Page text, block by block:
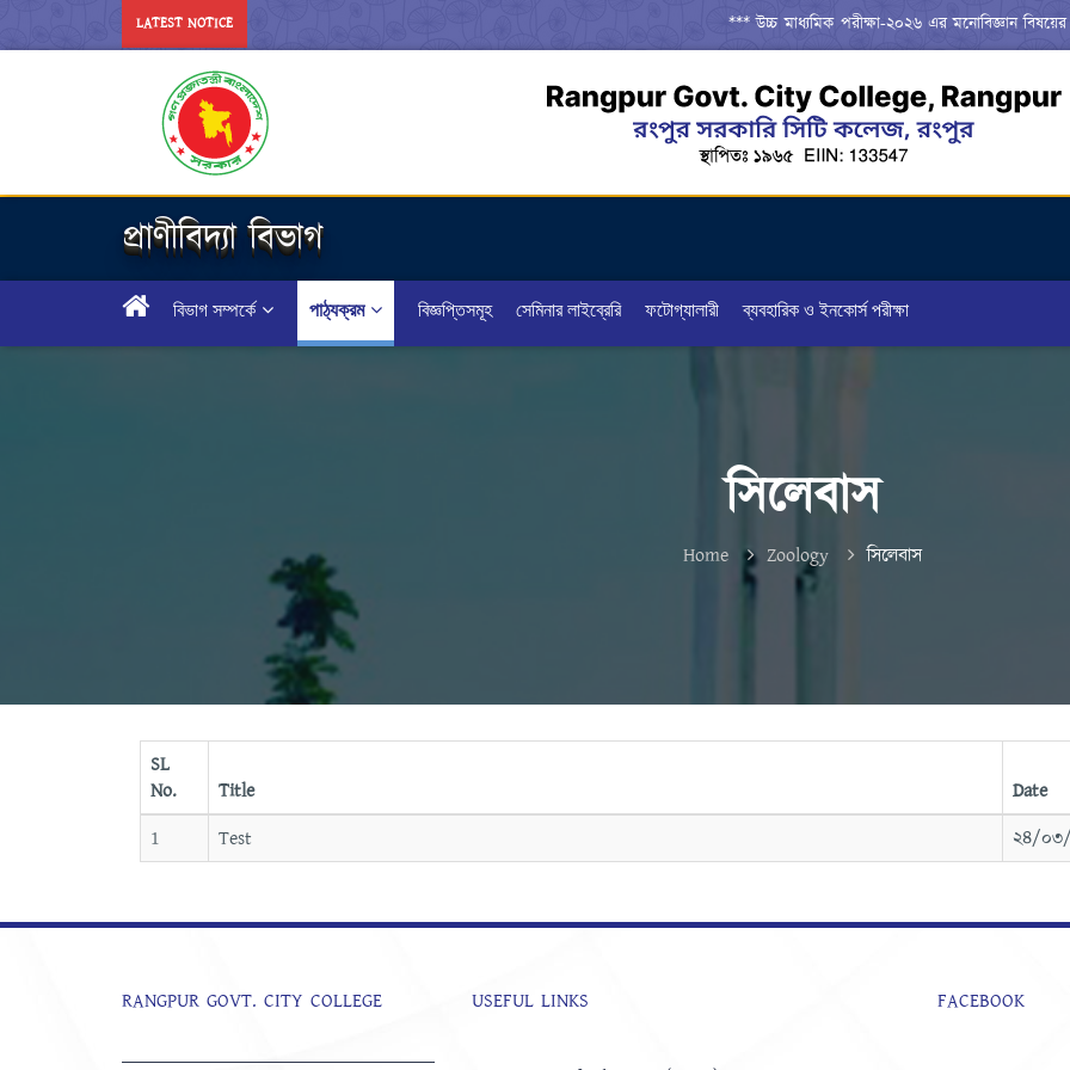
LATEST NOTICE *** উচ্চ মাধ্যমিক পরীক্ষা-২০২৬ এর মনোবিজ্ঞান বিষয়ের
প্রাণীবিদ্যা বিভাগ
বিভাগ সম্পর্কে পাঠ্যক্রম বিজ্ঞপ্তিসমূহ সেমিনার লাইব্রেরি ফটোগ্যালারী ব্যবহারিক ও ইনকোর্স পরীক্ষা
সিলেবাস
Home Zoology সিলেবাস
SL
No.
Title Date
1
Test ২৪/
RANGPUR GOVT. CITY COLLEGE USEFUL LINKS FACEBOOK